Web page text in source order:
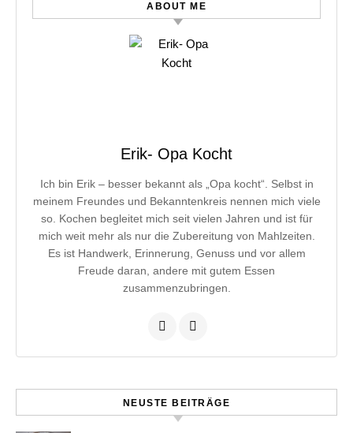
ABOUT ME
Erik- Opa Kocht
Ich bin Erik – besser bekannt als „Opa kocht“. Selbst in
meinem Freundes und Bekanntenkreis nennen mich viele
so. Kochen begleitet mich seit vielen Jahren und ist für
mich weit mehr als nur die Zubereitung von Mahlzeiten.
Es ist Handwerk, Erinnerung, Genuss und vor allem
Freude daran, andere mit gutem Essen
zusammenzubringen.
NEUSTE BEITRÄGE